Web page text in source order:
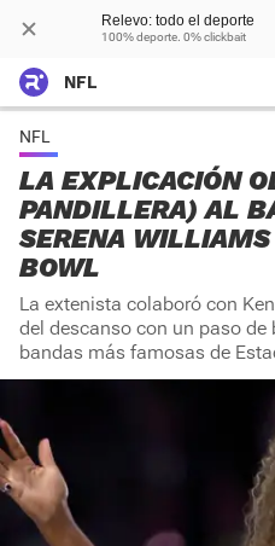
Relevo: todo el deporte
100% deporte. 0% clickbait
NFL
NFL
LA EXPLICACIÓN
PANDILLERA) AL
SERENA
BOWL
La extenista colaboró con
del descanso con un paso
bandas más famosas de